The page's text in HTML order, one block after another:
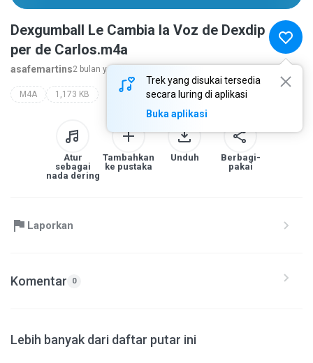
Trek yang disukai tersedia
secara luring di aplikasi
Buka aplikasi
Dexgumball Le Cambia la Voz de Dexdip
per de Carlos.m4a
asafemartins2 bulan yang lalu
M4A 1,173 KB
Atur
sebagai
nada dering
Tambahkan
ke pustaka
Unduh
Berbagi-
pakai
Laporkan
Komentar 0
Lebih banyak dari daftar putar ini